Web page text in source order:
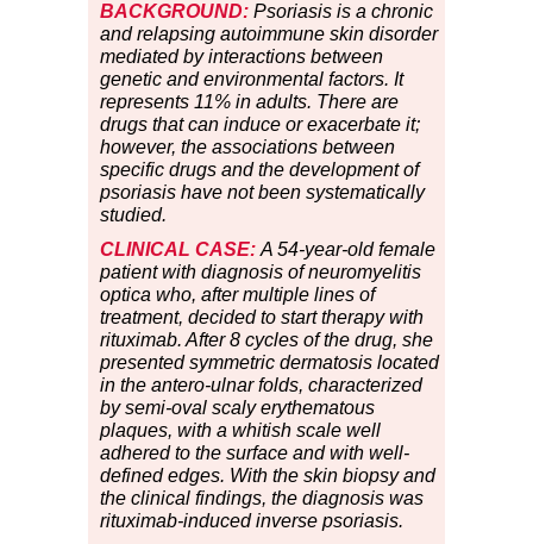
BACKGROUND: Psoriasis is a chronic
and relapsing autoimmune skin disorder
mediated by interactions between
genetic and environmental factors. It
represents 11% in adults. There are
drugs that can induce or exacerbate it;
however, the associations between
specific drugs and the development of
psoriasis have not been systematically
studied.
CLINICAL CASE: A 54-year-old female
patient with diagnosis of neuromyelitis
optica who, after multiple lines of
treatment, decided to start therapy with
rituximab. After 8 cycles of the drug, she
presented symmetric dermatosis located
in the antero-ulnar folds, characterized
by semi-oval scaly erythematous
plaques, with a whitish scale well
adhered to the surface and with well-
defined edges. With the skin biopsy and
the clinical findings, the diagnosis was
rituximab-induced inverse psoriasis.